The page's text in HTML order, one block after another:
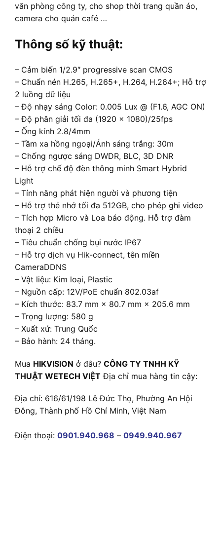
văn phòng công ty, cho shop thời trang quần áo,
camera cho quán café …
Thông số kỹ thuật:
– Cảm biến 1/2.9″ progressive scan CMOS
– Chuẩn nén H.265, H.265+, H.264, H.264+; Hỗ trợ
2 luồng dữ liệu
– Độ nhạy sáng Color: 0.005 Lux @ (F1.6, AGC ON)
– Độ phân giải tối đa (1920 × 1080)/25fps
– Ống kính 2.8/4mm
– Tầm xa hồng ngoại/Ánh sáng trắng: 30m
– Chống ngược sáng DWDR, BLC, 3D DNR
– Hỗ trợ chế độ đèn thông minh Smart Hybrid
Light
– Tính năng phát hiện người và phương tiện
– Hỗ trợ thẻ nhớ tối đa 512GB, cho phép ghi video
– Tích hợp Micro và Loa báo động. Hỗ trợ đàm
thoại 2 chiều
– Tiêu chuẩn chống bụi nước IP67
– Hỗ trợ dịch vụ Hik-connect, tên miền
CameraDDNS
– Vật liệu: Kim loại, Plastic
– Nguồn cấp: 12V/PoE chuẩn 802.03af
– Kích thước: 83.7 mm × 80.7 mm × 205.6 mm
– Trọng lượng: 580 g
– Xuất xứ: Trung Quốc
– Bảo hành: 24 tháng.
Mua HIKVISION ở đâu? CÔNG TY TNHH KỸ
THUẬT WETECH VIỆT Địa chỉ mua hàng tin cậy:
Địa chỉ: 616/61/198 Lê Đức Thọ, Phường An Hội
Đông, Thành phố Hồ Chí Minh, Việt Nam
Điện thoại: 0901.940.968 – 0949.940.967